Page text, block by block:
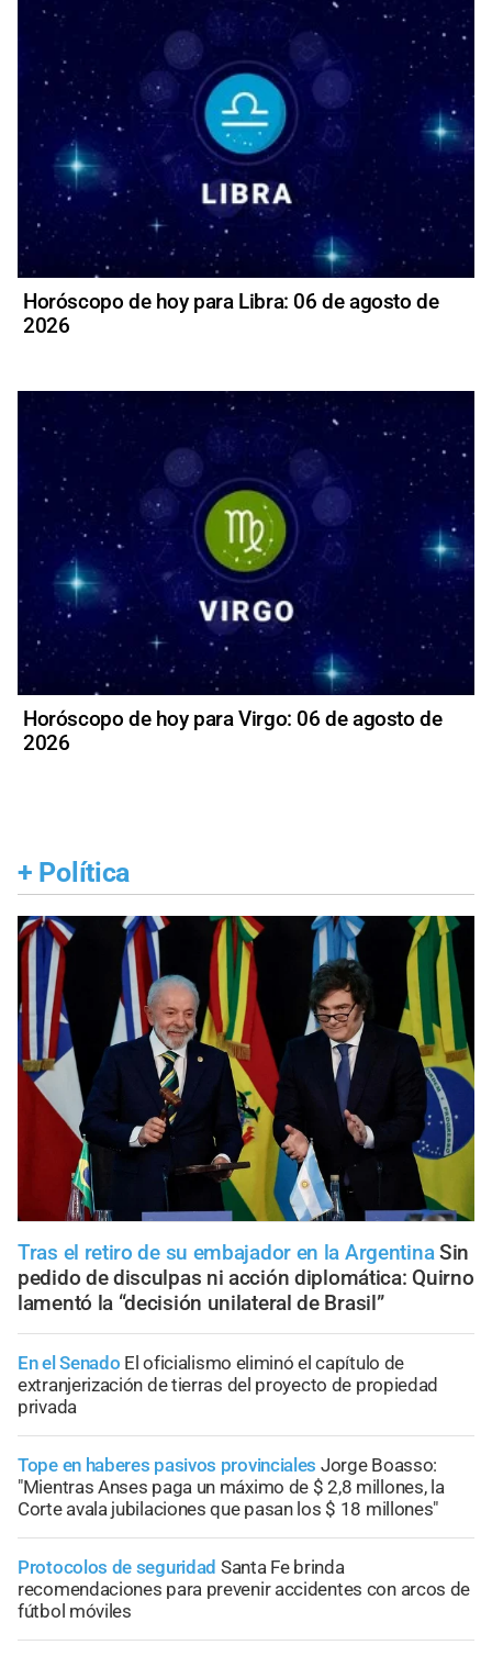
Horóscopo de hoy para Libra: 06 de agosto de
2026
Horóscopo de hoy para Virgo: 06 de agosto de
2026
+ Política
Tras el retiro de su embajador en la Argentina Sin
pedido de disculpas ni acción diplomática: Quirno
lamentó la “decisión unilateral de Brasil”
En el Senado El oficialismo eliminó el capítulo de
extranjerización de tierras del proyecto de propiedad
privada
Tope en haberes pasivos provinciales Jorge Boasso:
"Mientras Anses paga un máximo de $ 2,8 millones, la
Corte avala jubilaciones que pasan los $ 18 millones"
Protocolos de seguridad Santa Fe brinda
recomendaciones para prevenir accidentes con arcos de
fútbol móviles